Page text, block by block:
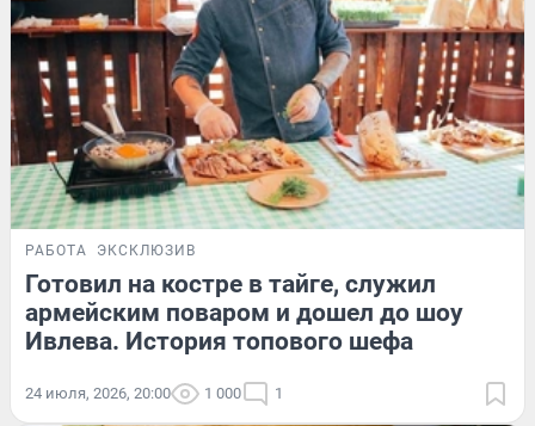
РАБОТА ЭКСКЛЮЗИВ
Готовил на костре в тайге, служил
армейским поваром и дошел до шоу
Ивлева. История топового шефа
24 июля, 2026, 20:00 1 000 1